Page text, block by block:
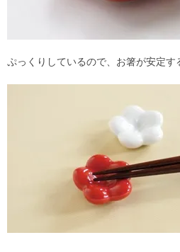
ぷっくりしているので、お箸が安定す